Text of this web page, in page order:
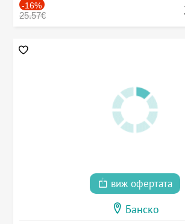
-16%
25.57€
виж офертата
Банско